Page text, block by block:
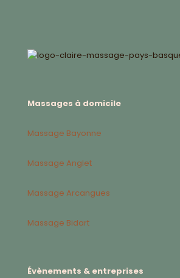
Massages à domicile
Massage Bayonne
Massage Anglet
Massage Arcangues
Massage Bidart
Évènements & entreprises